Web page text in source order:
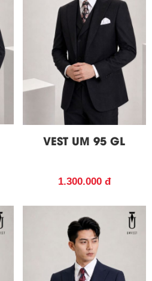
VEST UM 95 GL
1.300.000 đ